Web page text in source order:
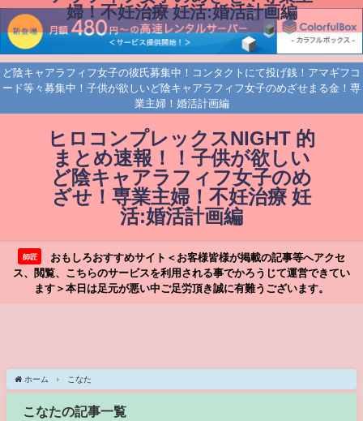
ど陰キャアラフィフ女子の彼氏募集中！コンタクトにて投げ銭！アマギフコ
ード等々募集中！子供が欲しいど陰キャアラフィフ女子のめざせまる金！専
業主婦！婚活計画編
ヒロコンプレックスNIGHT 的
まとめ速報！！子供が欲しい
ど陰キャアラフィフ女子のめ
ざせ！専業主婦！不妊治療 妊
活:婚活計画編
婦！不妊治療 妊活:婚活計画編
師匠
おもしろおすすめサイト＜お客様皆様が掲載の記事等へアクセ
ス、閲覧、こちらのサービスを利用される事でかろうじて運営できてい
ます＞本日は足元が悪い中ご足労頂き誠に有難うございます。
ホーム こなた
こなたの記事一覧